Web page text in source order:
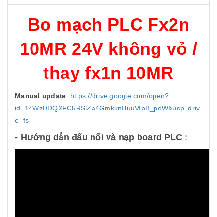
Bo mạch PLC Fx2n
10MR 24V không vỏ /
thay fx1n 10MR
Manual update: https://drive.google.com/open?
id=14WzDDQXFC5RSlZa4GmkknHuuVIpB_peW&usp=driv
e_fs
- Hướng dẫn đấu nối và nạp board PLC :